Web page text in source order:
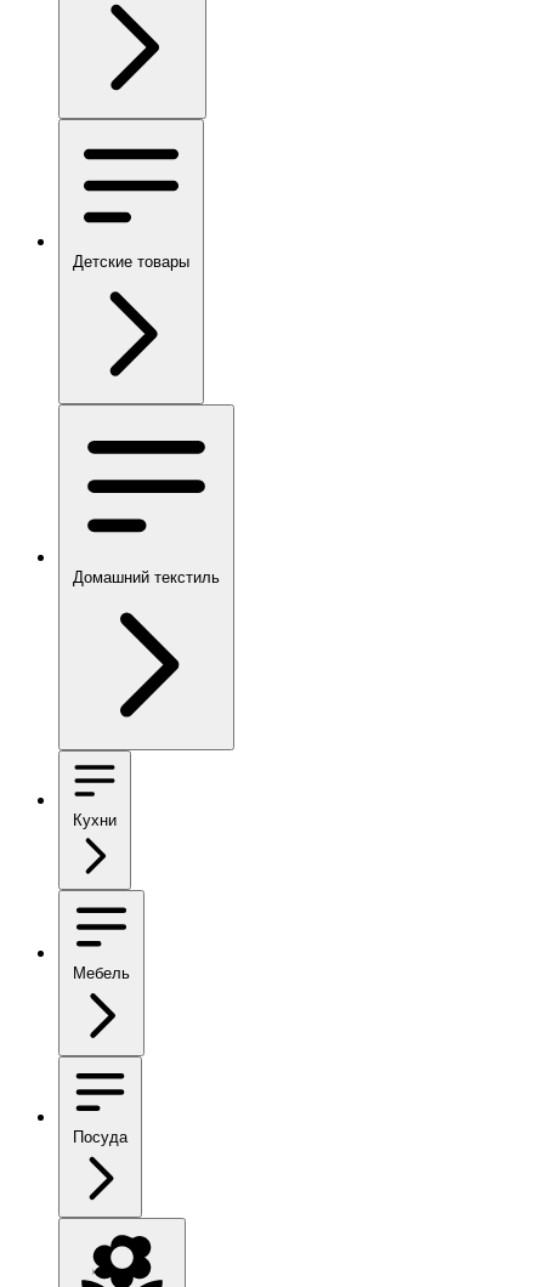
Детские товары
Домашний текстиль
Кухни
Мебель
Посуда